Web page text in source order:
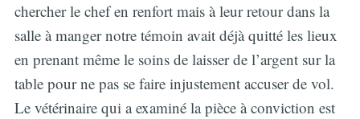
chercher le chef en renfort mais à leur retour dans la
salle à manger notre témoin avait déjà quitté les lieux
en prenant même le soins de laisser de l’argent sur la
table pour ne pas se faire injustement accuser de vol.
Le vétérinaire qui a examiné la pièce à conviction est